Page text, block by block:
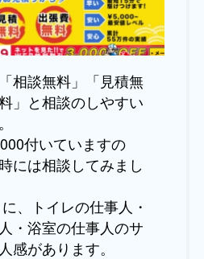
相談無料」「見積無
」と相談のしやすい
付いていますの
には相談してみまし
、トイレの仕事人・
・浴室の仕事人のサ
感があります。